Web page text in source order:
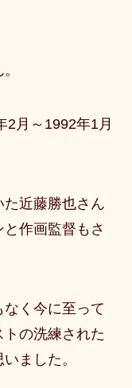
2月～1992年1月
近藤勝也さん
作画監督もさ
く今に至って
の洗練された
ました。